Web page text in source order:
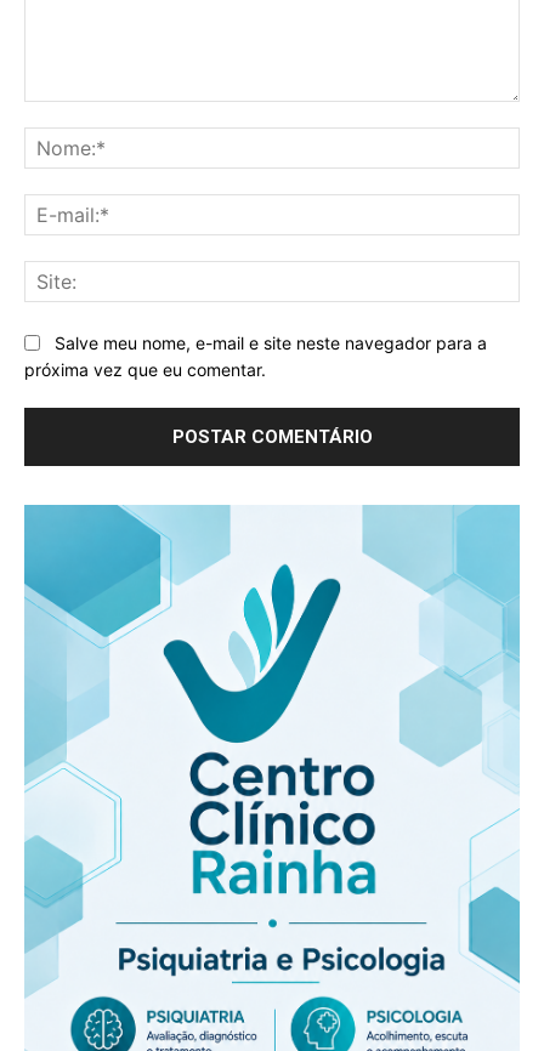
Salve meu nome, e-mail e site neste navegador para a
próxima vez que eu comentar.